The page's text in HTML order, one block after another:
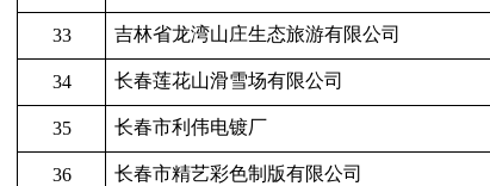
33 吉林省龙湾山庄生态旅游有限公司
34 长春莲花山滑雪场有限公司
35 长春市利伟电镀厂
36 长春市精艺彩色制版有限公司